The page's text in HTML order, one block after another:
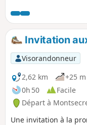
Invitation
Visorandonneur
2,62 km
+25 m
0h 50
Facile
Départ à
Une invitation à la